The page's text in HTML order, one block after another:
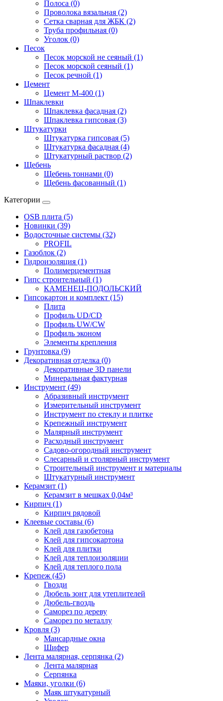
Полоса (0)
Проволока вязальная (2)
Сетка сварная для ЖБК (2)
Труба профильная (0)
Уголок (0)
Песок
Песок морской не сеяный (1)
Песок морской сеяный (1)
Песок речной (1)
Цемент
Цемент М-400 (1)
Шпаклевки
Шпаклевка фасадная (2)
Шпаклевка гипсовая (3)
Штукатурки
Штукатурка гипсовая (5)
Штукатурка фасадная (4)
Штукатурный раствор (2)
Щебень
Щебень тоннами (0)
Щебень фасованный (1)
Категории
OSB плита (5)
Новинки (39)
Водосточные системы (32)
PROFIL
Газоблок (2)
Гидроизоляция (1)
Полимерцементная
Гипс строительный (1)
КАМЕНЕЦ-ПОДОЛЬСКИЙ
Гипсокартон и комплект (15)
Плита
Профиль UD/CD
Профиль UW/CW
Профиль эконом
Элементы крепления
Грунтовка (9)
Декоративная отделка (0)
Декоративные 3D панели
Минеральная фактурная
Инструмент (49)
Абразивный инструмент
Измерительный инструмент
Инструмент по стеклу и плитке
Крепежный инструмент
Малярный инструмент
Расходный инструмент
Садово-огородный инструмент
Слесарный и столярный инструмент
Строительный инструмент и материалы
Штукатурный инструмент
Керамзит (1)
Керамзит в мешках 0,04м³
Кирпич (1)
Кирпич рядовой
Клеевые составы (6)
Клей для газобетона
Клей для гипсокартона
Клей для плитки
Клей для теплоизоляции
Клей для теплого пола
Крепеж (45)
Гвозди
Дюбель зонт для утеплителей
Дюбель-гвоздь
Саморез по дереву
Саморез по металлу
Кровля (3)
Мансардные окна
Шифер
Лента малярная, серпянка (2)
Лента малярная
Серпянка
Маяки, уголки (6)
Маяк штукатурный